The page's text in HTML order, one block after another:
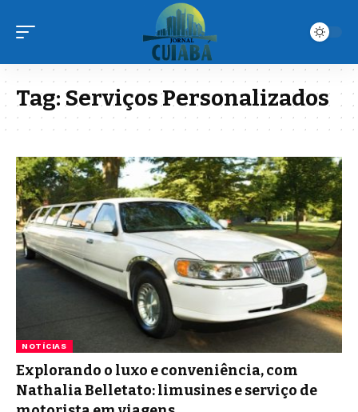
Tag:Serviços Personalizados
NOTÍCIAS
Explorando o luxo e conveniência, com
Nathalia Belletato: limusines e serviço de